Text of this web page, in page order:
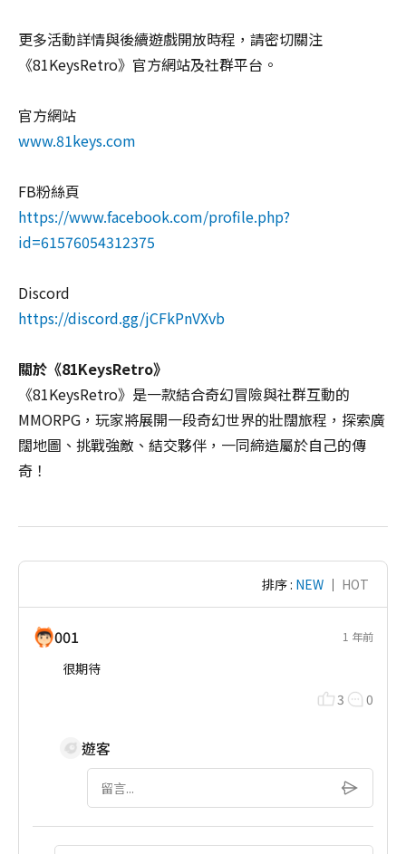
更多活動詳情與後續遊戲開放時程，請密切關注
《81KeysRetro》官方網站及社群平台。
官方網站
www.81keys.com
FB粉絲頁
https://www.facebook.com/profile.php?
id=61576054312375
Discord
https://discord.gg/jCFkPnVXvb
關於《81KeysRetro》
《81KeysRetro》是一款結合奇幻冒險與社群互動的
MMORPG，玩家將展開一段奇幻世界的壯闊旅程，探索廣
闊地圖、挑戰強敵、結交夥伴，一同締造屬於自己的傳
奇！
排序 : NEW ｜ HOT
001 1 年前
很期待
3
0
遊客
window
to
avoid